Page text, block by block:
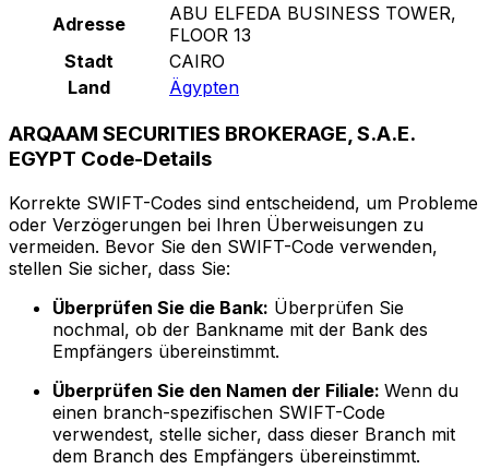
Adresse
ABU ELFEDA BUSINESS TOWER,
FLOOR 13
Stadt
CAIRO
Land
Ägypten
ARQAAM SECURITIES BROKERAGE, S.A.E.
EGYPT Code-Details
Korrekte SWIFT-Codes sind entscheidend, um Probleme
oder Verzögerungen bei Ihren Überweisungen zu
vermeiden. Bevor Sie den SWIFT-Code verwenden,
stellen Sie sicher, dass Sie:
Überprüfen Sie die Bank: Überprüfen Sie
nochmal, ob der Bankname mit der Bank des
Empfängers übereinstimmt.
Überprüfen Sie den Namen der Filiale: Wenn du
einen branch-spezifischen SWIFT-Code
verwendest, stelle sicher, dass dieser Branch mit
dem Branch des Empfängers übereinstimmt.